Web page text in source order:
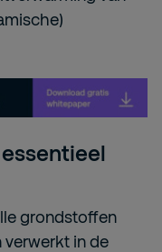
grondstoffen
verwerkt in de